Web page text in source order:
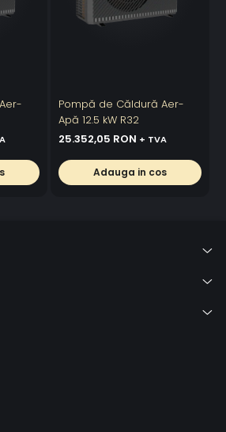
Pompă de Căldură Aer-
Apă 12.5 kW R32
25.352,05 RON + TVA
Adauga in cos